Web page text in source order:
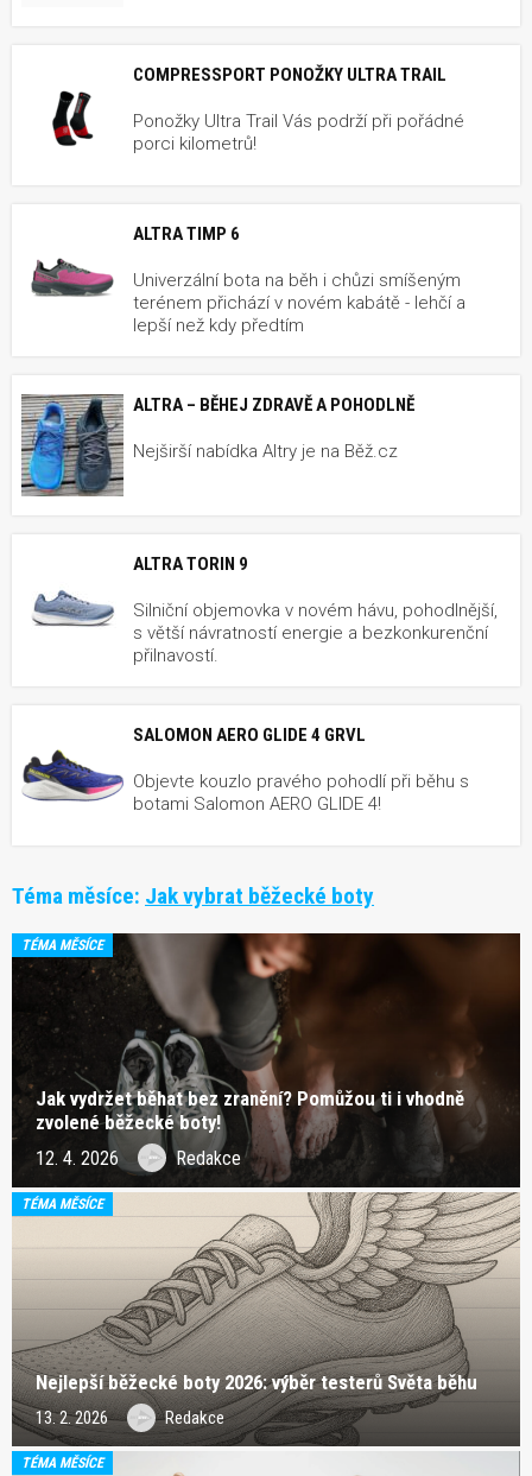
COMPRESSPORT PONOŽKY ULTRA TRAIL
Ponožky Ultra Trail Vás podrží při pořádné
porci kilometrů!
ALTRA TIMP 6
Univerzální bota na běh i chůzi smíšeným
terénem přichází v novém kabátě - lehčí a
lepší než kdy předtím
ALTRA – BĚHEJ ZDRAVĚ A POHODLNĚ
Nejširší nabídka Altry je na Běž.cz
ALTRA TORIN 9
Silniční objemovka v novém hávu, pohodlnější,
s větší návratností energie a bezkonkurenční
přilnavostí.
SALOMON AERO GLIDE 4 GRVL
Objevte kouzlo pravého pohodlí při běhu s
botami Salomon AERO GLIDE 4!
Téma měsíce: Jak vybrat běžecké boty
TÉMA MĚSÍCE
Jak vydržet běhat bez zranění? Pomůžou ti i vhodně
zvolené běžecké boty!
12. 4. 2026 Redakce
TÉMA MĚSÍCE
Nejlepší běžecké boty 2026: výběr testerů Světa běhu
13. 2. 2026 Redakce
TÉMA MĚSÍCE